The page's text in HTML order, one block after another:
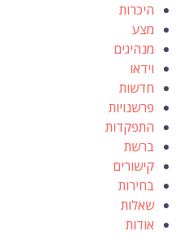
היכרות
מצע
מנהיגים
וידאו
חדשות
פרשנויות
התפקדות
ברשת
קישורים
בחירות
שאלות
אודות